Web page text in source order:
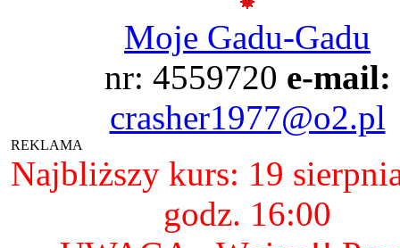
Moje Gadu-Gadu
nr: 4559720 e-mail:
crasher1977@o2.pl
REKLAMA
Najbliższy kurs: 19
godz. 16:00